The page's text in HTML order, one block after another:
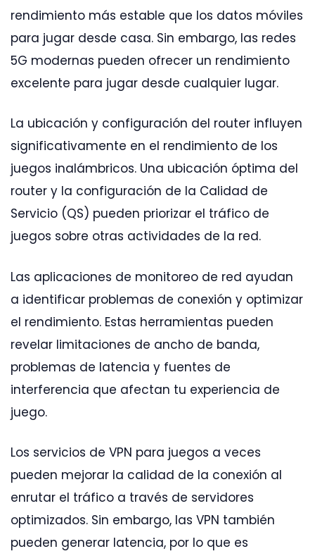
rendimiento más estable que los datos móviles
para jugar desde casa. Sin embargo, las redes
5G modernas pueden ofrecer un rendimiento
excelente para jugar desde cualquier lugar.
La ubicación y configuración del router influyen
significativamente en el rendimiento de los
juegos inalámbricos. Una ubicación óptima del
router y la configuración de la Calidad de
Servicio (QS) pueden priorizar el tráfico de
juegos sobre otras actividades de la red.
Las aplicaciones de monitoreo de red ayudan
a identificar problemas de conexión y optimizar
el rendimiento. Estas herramientas pueden
revelar limitaciones de ancho de banda,
problemas de latencia y fuentes de
interferencia que afectan tu experiencia de
juego.
Los servicios de VPN para juegos a veces
pueden mejorar la calidad de la conexión al
enrutar el tráfico a través de servidores
optimizados. Sin embargo, las VPN también
pueden generar latencia, por lo que es